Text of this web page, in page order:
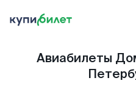
Авиабилеты